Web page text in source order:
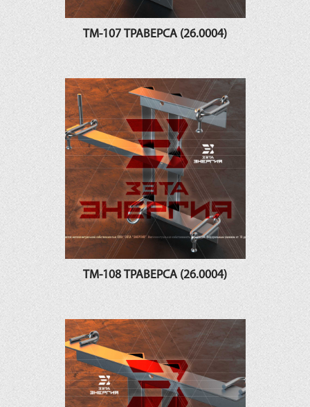
ТМ-107 ТРАВЕРСА (26.0004)
ТМ-108 ТРАВЕРСА (26.0004)